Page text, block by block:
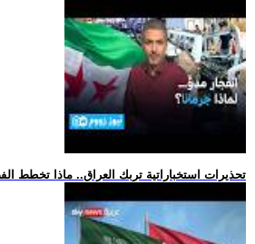
.. تحذيرات استخباراتية تربك العراق.. ماذا تخطط